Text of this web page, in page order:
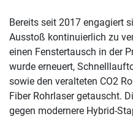
Bereits seit 2017 engagiert
Ausstoß kontinuierlich zu
einen Fenstertausch in der
wurde erneuert,
sowie den veralteten CO2
Fiber Rohrlaser getauscht.
gegen modernere Hybrid-